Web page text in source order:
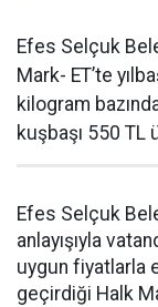
Efes Selçuk
Mark- ET’te
kilogram
kuşbaşı 550 TL
Efes Selçuk
anlayışıyla
uygun fiyatlarla
geçirdiği Halk